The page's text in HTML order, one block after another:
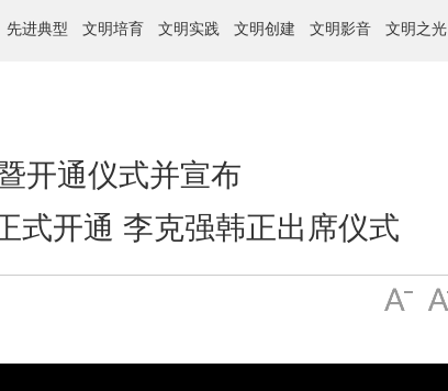
先进典型 文明培育 文明实践 文明创建 文明影音 文明之光
开通仪式并宣布
式开通 李克强韩正出席仪式